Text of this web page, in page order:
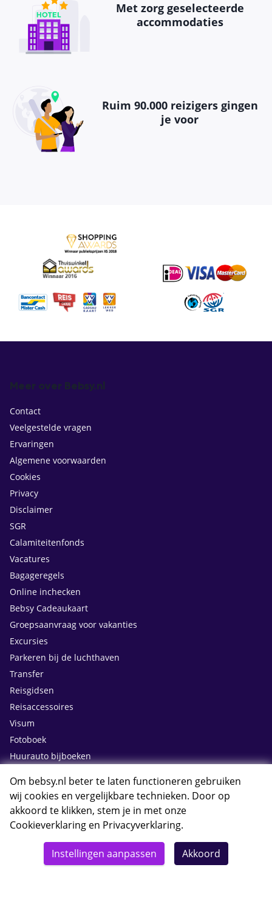
Met zorg geselecteerde
accommodaties
Ruim 90.000 reizigers gingen
je voor
Meer over Bebsy.nl
Contact
Veelgestelde vragen
Ervaringen
Algemene voorwaarden
Cookies
Privacy
Disclaimer
SGR
Calamiteitenfonds
Vacatures
Bagageregels
Online inchecken
Bebsy Cadeaukaart
Groepsaanvraag voor vakanties
Excursies
Parkeren bij de luchthaven
Transfer
Reisgidsen
Reisaccessoires
Visum
Fotoboek
Huurauto bijboeken
Contact
Om bebsy.nl beter te laten functioneren gebruiken
wij cookies en vergelijkbare technieken. Door op
akkoord te klikken, stem je in met onze
Cookieverklaring en Privacyverklaring.
Instellingen aanpassen Akkoord